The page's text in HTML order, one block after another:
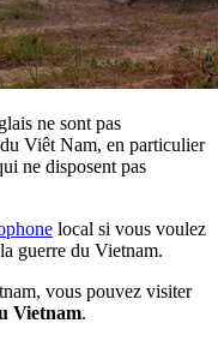
ne sont pas
Viêt Nam, en particulier
ne disposent pas
local si vous voulez
guerre du Vietnam.
vous pouvez visiter
Vietnam.